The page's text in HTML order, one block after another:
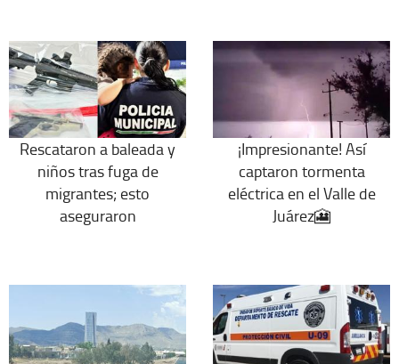
Rescataron a baleada y
niños tras fuga de
migrantes; esto
aseguraron
¡Impresionante! Así
captaron tormenta
eléctrica en el Valle de
Juárez🎦